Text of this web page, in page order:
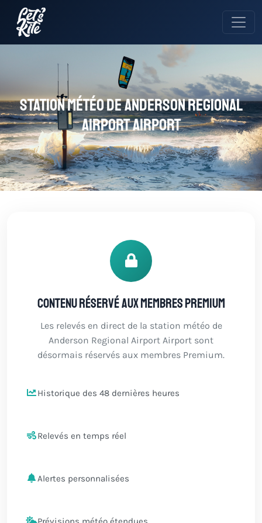
Station météo de Anderson Regional
Airport Airport
Contenu réservé aux membres Premium
Les relevés en direct de la station météo de
Anderson Regional Airport Airport sont
désormais réservés aux membres Premium.
Historique des 48 dernières heures
Relevés en temps réel
Alertes personnalisées